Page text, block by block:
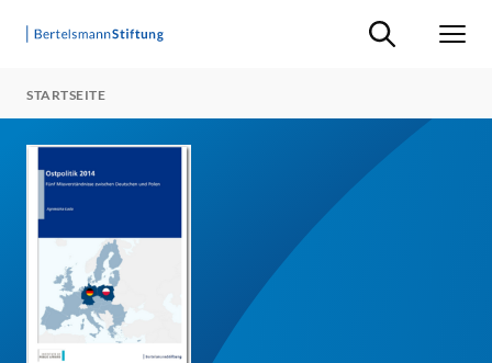
Suche ein-/
STARTSEITE